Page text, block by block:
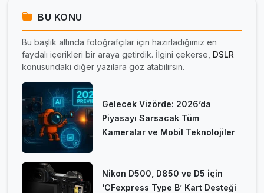
BU KONU
Bu başlık altında fotoğrafçılar için hazırladığımız en
faydalı içerikleri bir araya getirdik. İlgini çekerse, DSLR
konusundaki diğer yazılara göz atabilirsin.
Gelecek Vizörde: 2026’da
Piyasayı Sarsacak Tüm
Kameralar ve Mobil Teknolojiler
Nikon D500, D850 ve D5 için
‘CFexpress Type B’ Kart Desteği